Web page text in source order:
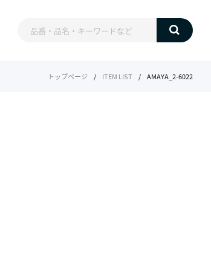
トップページ / ITEM LIST / AMAYA_2-6022